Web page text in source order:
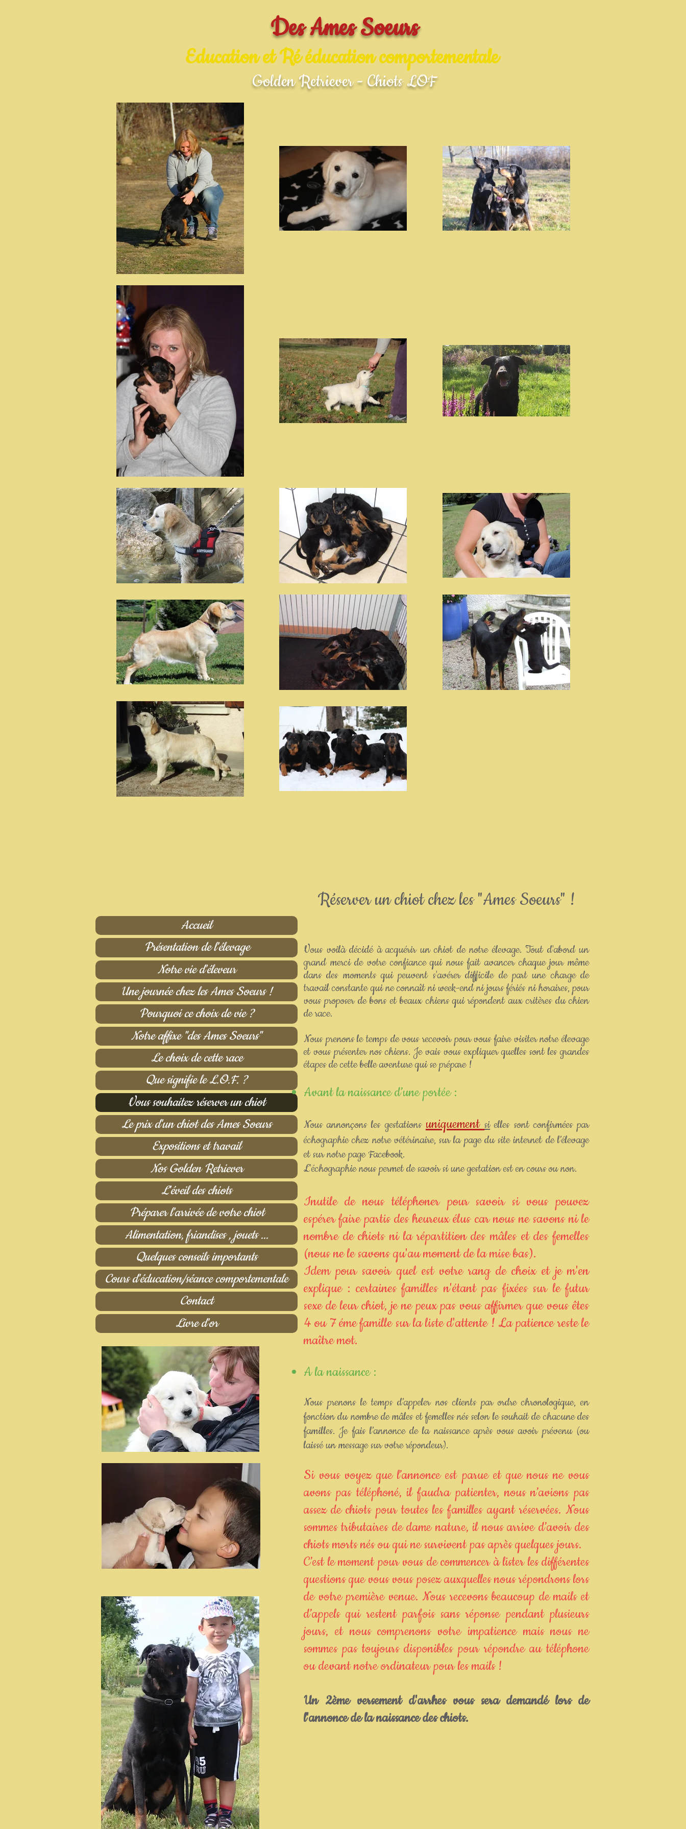
Des Ames Soeurs
Education et Ré éducation comportementale
Golden Retriever - Chiots LOF
Accueil
Présentation de l'élevage
Notre vie d'éleveur
Une journée chez les Ames Soeurs !
Pourquoi ce choix de vie ?
Notre affixe "des Ames Soeurs"
Le choix de cette race
Que signifie le L.O.F. ?
Vous souhaitez réserver un chiot
Le prix d'un chiot des Ames Soeurs
Expositions et travail
Nos Golden Retriever
L'éveil des chiots
Préparer l'arrivée de votre chiot
Alimentation, friandises , jouets ...
Quelques conseils importants
Cours d'éducation/séance comportementale
Contact
Livre d'or
Réserver un chiot chez les "Ames Soeurs" !
Vous voilà décidé à acquérir un chiot de notre élevage. Tout d'abord un
grand merci de votre confiance qui nous fait avancer chaque jour même
dans des moments qui peuvent s'avérer difficile de part une charge de
travail constante qui ne connaît ni week-end ni jours fériés ni horaires, pour
vous proposer de bons et beaux chiens qui répondent aux critères du chien
de race.
Nous prenons le temps de vous recevoir pour vous faire visiter notre élevage
et vous présenter nos chiens. Je vais vous expliquer quelles sont les grandes
étapes de cette belle aventure qui se prépare !
Avant la naissance d’une portée :
Nous annonçons les gestations uniquementsielles sont confirmées par
échographie chez notre vétérinaire, sur la page du site internet de l’élevage
et sur notre page Facebook.
L'échographie nous permet de savoir si une gestation est en cours ou non.
Inutile de nous téléphoner pour savoir si vous pouvez
espérer faire partis des heureux élus car nous ne savons ni le
nombre de chiots ni la répartition des mâles et des femelles
(nous ne le savons qu'au moment de la mise bas).
Idem pour savoir quel est votre rang de choix et je m'en
explique : certaines familles n'étant pas fixées sur le futur
sexe de leur chiot, je ne peux pas vous affirmer que vous êtes
4 ou 7 éme famille sur la liste d'attente ! La patience reste le
maître mot.
A la naissance :
Nous prenons le temps d’appeler nos clients par ordre chronologique, en
fonction du nombre de mâles et femelles nés selon le souhait de chacune des
familles. Je fais l’annonce de la naissance après vous avoir prévenu (ou
laissé un message sur votre répondeur).
Si vous voyez que l’annonce est parue et que nous ne vous
avons pas téléphoné, il faudra patienter, nous n’avions pas
assez de chiots pour toutes les familles ayant réservées. Nous
sommes tributaires de dame nature, il nous arrive d’avoir des
chiots morts nés ou qui ne survivent pas après quelques jours.
C’est le moment pour vous de commencer à lister les différentes
questions que vous vous posez auxquelles nous répondrons lors
de votre première venue. Nous recevons beaucoup de mails et
d’appels qui restent parfois sans réponse pendant plusieurs
jours, et nous comprenons votre impatience mais nous ne
sommes pas toujours disponibles pour répondre au téléphone
ou devant notre ordinateur pour les mails !
Un 2ème versement d'arrhes vous sera demandé lors de
l'annonce de la naissancedes chiots.